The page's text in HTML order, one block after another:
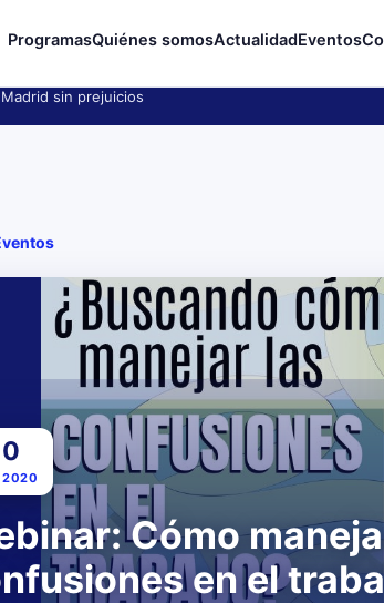
ProgramasQuiénes somosActualidadEventos
sin prejuicios
2020
Cómo
en el